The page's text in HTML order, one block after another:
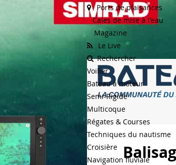
Ports de plaisances
Cales de mise à l'eau
Magazine
Le Live
Rechercher
Voilier
Bateau à moteur
Semi-Rigide
Multicoque
Régates & Courses
Techniques du nautisme
Croisière
Navigation fluviale